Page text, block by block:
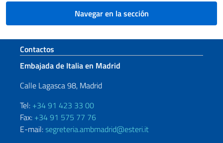
Navegar en la sección
Sezione footer
Contactos
Embajada de Italia en Madrid
Calle Lagasca 98, Madrid
Tel: +34 91 423 33 00
Fax: +34 91 575 77 76
E-mail:segreteria.ambmadrid@esteri.it